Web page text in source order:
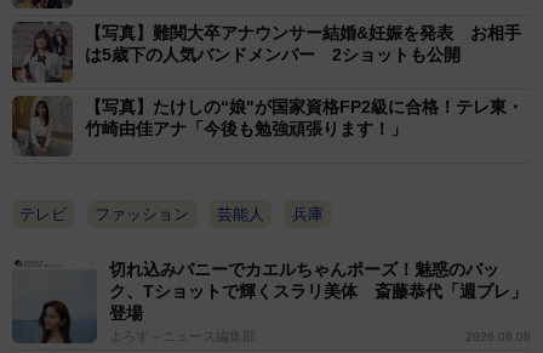
【写真】難関大卒アナウンサー結婚&妊娠を発表 お相手
は5歳下の人気バンドメンバー 2ショットも公開
【写真】たけしの“娘"が国家資格FP2級に合格！テレ東・
竹崎由佳アナ「今後も勉強頑張ります！」
テレビ ファッション 芸能人 兵庫
切れ込みバニーでカエルちゃんポーズ！魅惑のバッ
ク、Tショットで輝くスラリ美体 斎藤恭代「週プレ」
登場
よろず～ニュース編集部 2026.08.08